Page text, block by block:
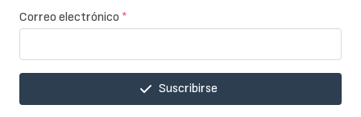
Correo electrónico *
Suscribirse